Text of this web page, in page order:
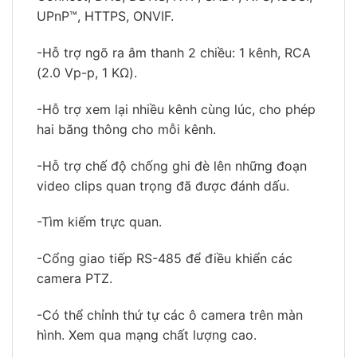
UPnP™, HTTPS, ONVIF.
-Hỗ trợ ngõ ra âm thanh 2 chiều: 1 kênh, RCA
(2.0 Vp-p, 1 KΩ).
-Hỗ trợ xem lại nhiều kênh cùng lúc, cho phép
hai băng thông cho mỗi kênh.
-Hỗ trợ chế độ chống ghi đè lên những đoạn
video clips quan trọng đã được đánh dấu.
-Tìm kiếm trực quan.
-Cổng giao tiếp RS-485 để điều khiển các
camera PTZ.
-Có thể chỉnh thứ tự các ô camera trên màn
hình. Xem qua mạng chất lượng cao.